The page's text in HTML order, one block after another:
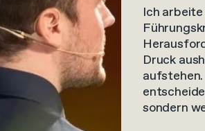
Ich
Druck
sondern